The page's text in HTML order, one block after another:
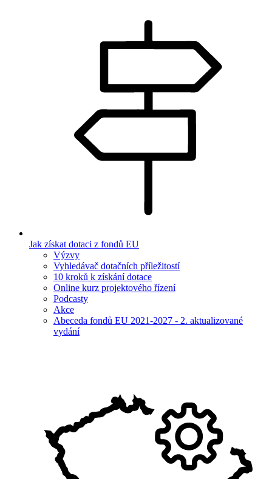
Jak získat dotaci z fondů EU
Výzvy
Vyhledávač dotačních příležitostí
10 kroků k získání dotace
Online kurz projektového řízení
Podcasty
Akce
Abeceda fondů EU 2021-2027 - 2. aktualizované
vydání